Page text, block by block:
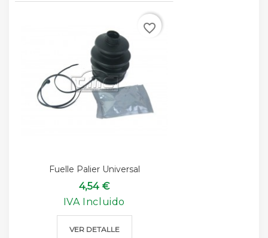
Fuelle Palier Universal
4,54 €
IVA Incluido
VER DETALLE
favorite_border